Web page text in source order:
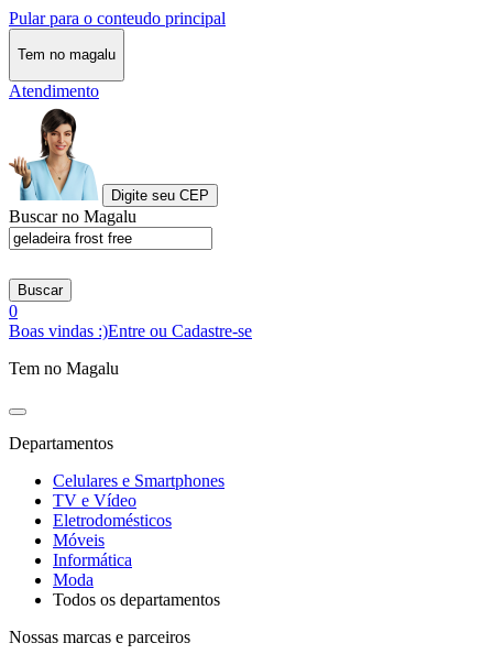
Pular para o conteudo principal
Tem no magalu
Atendimento
Digite seu CEP
Buscar no Magalu
Buscar
0
Boas vindas :)Entre ou Cadastre-se
Tem no Magalu
Departamentos
Celulares e Smartphones
TV e Vídeo
Eletrodomésticos
Móveis
Informática
Moda
Todos os departamentos
Nossas marcas e parceiros